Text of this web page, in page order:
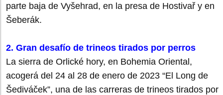
parte baja de Vyšehrad, en la presa de Hostivař y en
Šeberák.
2. Gran desafío de trineos tirados por perros
La sierra de Orlické hory, en Bohemia Oriental,
acogerá del 24 al 28 de enero de 2023 “El Long de
Šediváček”, una de las carreras de trineos tirados por